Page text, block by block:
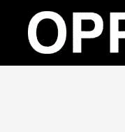
contenido